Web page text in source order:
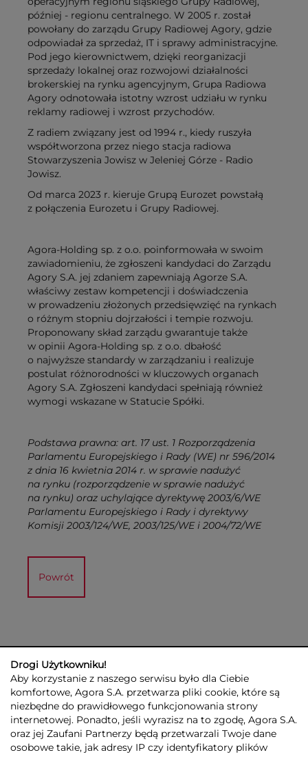
później - regionu centralnego. W 2005 r. został
powołany do zarządu Grupy Radiowej Agory, gdzie
odpowiadał za sprzedaż, IT i sprawy administracyjne.
Pod jego kierownictwem, dzięki reorganizacji
sprzedaży lokalnej oraz rozwojowi działalności
brokerskiej na rynku agencyjnym, Grupa Radiowa
Agory odnotowała istotny wzrost udziału w rynku
reklamy radiowej i wzrost przychodów.
Z radiem związany jest od 1994 r., kiedy ruszyła
współtworzona przez niego stacja radiowa
Stowarzyszenia Jowisz w Jeleniej Górze - Radio
Jowisz.
Od marca 2023 r. kieruje Grupą Eurozet powstałą
z połączenia Eurozetu i Grupy Radiowej.
Agora-Holding sp. z o.o. poinformowała w swoim
zawiadomieniu, że zgłoszeni kandydaci do Zarządu
Agory S.A. jej zdaniem zapewniają Agorze S.A.
właściwy zestaw kompetencji i doświadczenia
w prowadzeniu złożonych przedsięwzięć na rynkach
o różnym stopniu dojrzałości i tempie rozwoju.
Proponowany skład zarządu gwarantuje także
w opinii Agora-Holding sp. z o.o. dbałość
o najwyższe standardy w zarządzaniu i realizuje
postulat różnorodności w kluczowych organach
Agory S.A. Zgłoszeni kandydaci spełniają również
wymogi wskazane w Statucie Spółki.
Podstawa prawna: art. 17 ust. 1 Rozporządzenia
Parlamentu Europejskiego i Rady (WE) nr 596/2014
z dnia 16 kwietnia 2014 r. w sprawie nadużyć
na rynku (rozporządzenie w sprawie nadużyć
na rynku) oraz uchylające dyrektywę 2003/6/WE
Parlamentu Europejskiego i Rady i dyrektywy
Komisji 2003/124/WE, 2003/125/WE i 2004/72/WE
Powrót
GRUPA AGORA DLA INWESTORÓW DLA MEDIÓW
REKLAMA
ESG
KONTAKT
Drogi Użytkowniku!
Aby korzystanie z naszego serwisu było dla Ciebie
komfortowe, Agora S.A. przetwarza pliki cookie, które są
niezbędne do prawidłowego funkcjonowania strony
internetowej. Ponadto, jeśli wyrazisz na to zgodę, Agora S.A.
oraz jej Zaufani Partnerzy będą przetwarzali Twoje dane
osobowe takie, jak adresy IP czy identyfikatory plików